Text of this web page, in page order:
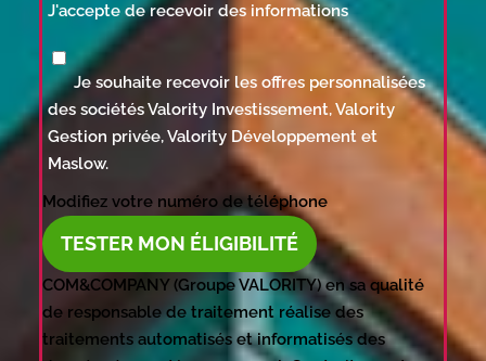
J'accepte de recevoir des informations
Je souhaite recevoir les offres personnalisées
des sociétés Valority Investissement, Valority
Gestion privée, Valority Développement et
Maslow.
Modifiez votre numéro de téléphone
TESTER MON ÉLIGIBILITÉ
COM&COMPANY (Groupe VALORITY) en sa qualité
de responsable de traitement réalise des
traitements automatisés et informatisés des